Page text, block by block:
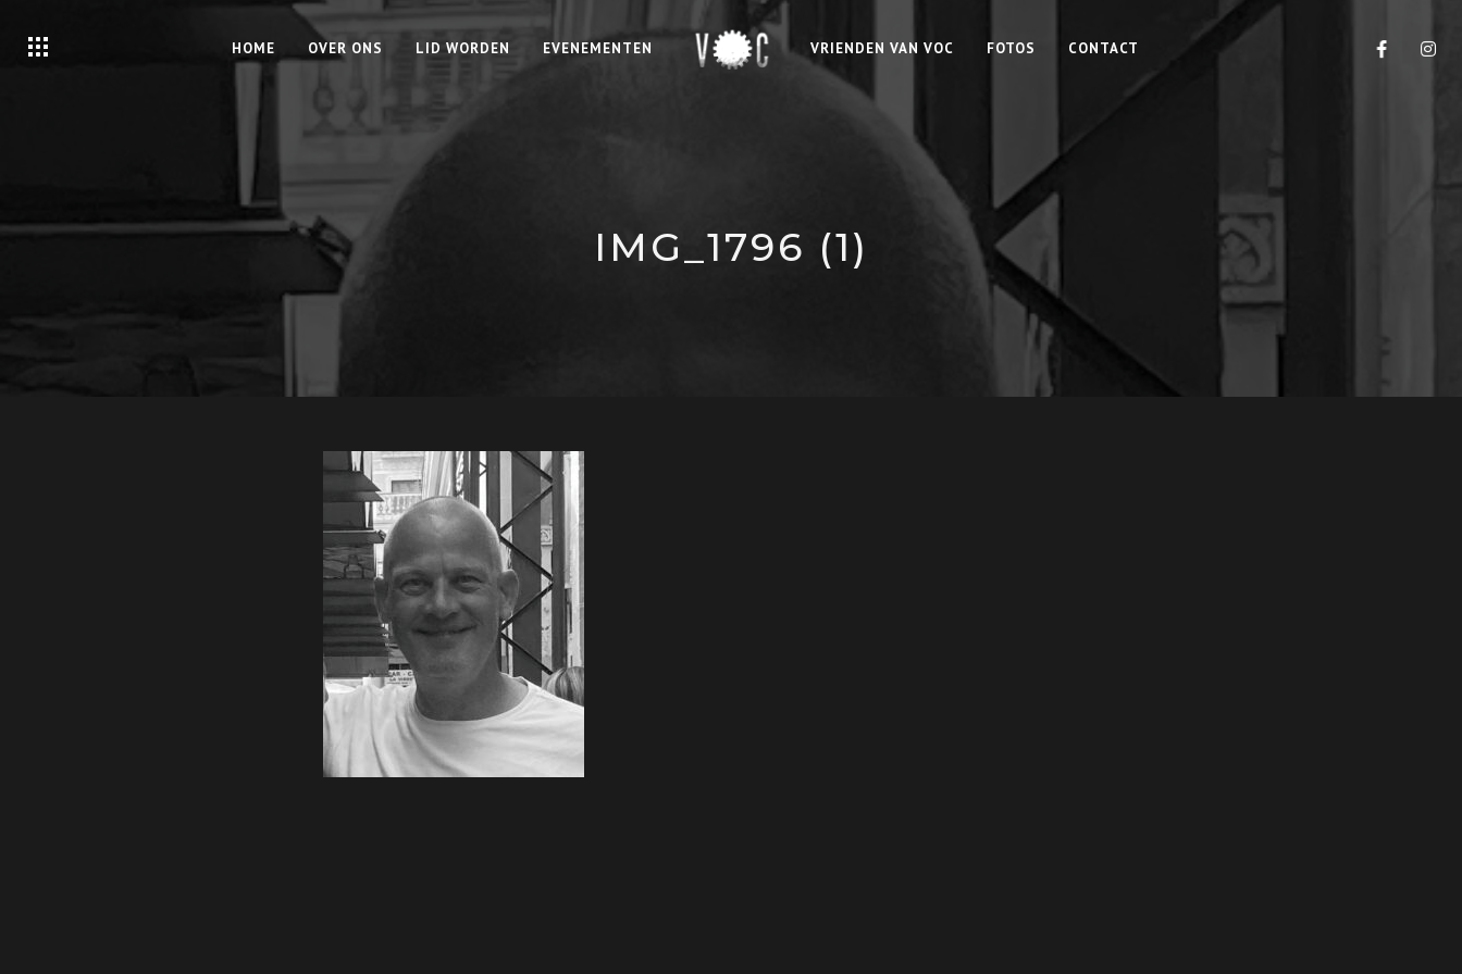
HOME OVER ONS LID WORDEN EVENEMENTEN VRIENDEN VAN VOC FOTOS CONTACT
IMG_1796 (1)